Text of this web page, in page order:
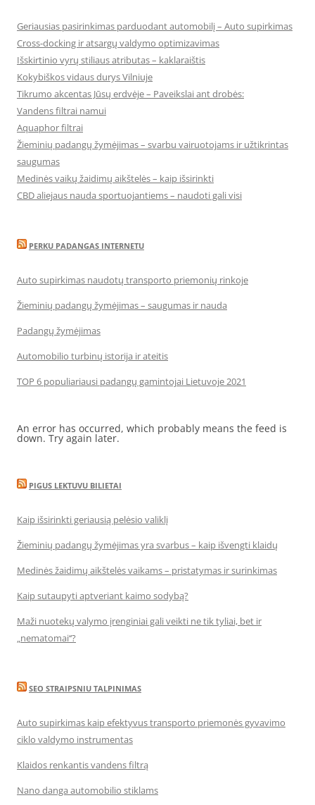
Geriausias pasirinkimas parduodant automobilį – Auto supirkimas
Cross-docking ir atsargų valdymo optimizavimas
Išskirtinio vyrų stiliaus atributas – kaklaraištis
Kokybiškos vidaus durys Vilniuje
Tikrumo akcentas Jūsų erdvėje – Paveikslai ant drobės:
Vandens filtrai namui
Aquaphor filtrai
Žieminių padangų žymėjimas – svarbu vairuotojams ir užtikrintas
saugumas
Medinės vaikų žaidimų aikštelės – kaip išsirinkti
CBD aliejaus nauda sportuojantiems – naudoti gali visi
PERKU PADANGAS INTERNETU
Auto supirkimas naudotų transporto priemonių rinkoje
Žieminių padangų žymėjimas – saugumas ir nauda
Padangų žymėjimas
Automobilio turbinų istorija ir ateitis
TOP 6 populiariausi padangų gamintojai Lietuvoje 2021
An error has occurred, which probably means the feed is
down. Try again later.
PIGUS LEKTUVU BILIETAI
Kaip išsirinkti geriausią pelėsio valiklį
Žieminių padangų žymėjimas yra svarbus – kaip išvengti klaidų
Medinės žaidimų aikštelės vaikams – pristatymas ir surinkimas
Kaip sutaupyti aptveriant kaimo sodybą?
Maži nuotekų valymo įrenginiai gali veikti ne tik tyliai, bet ir
„nematomai‘‘?
SEO STRAIPSNIU TALPINIMAS
Auto supirkimas kaip efektyvus transporto priemonės gyvavimo
ciklo valdymo instrumentas
Klaidos renkantis vandens filtrą
Nano danga automobilio stiklams